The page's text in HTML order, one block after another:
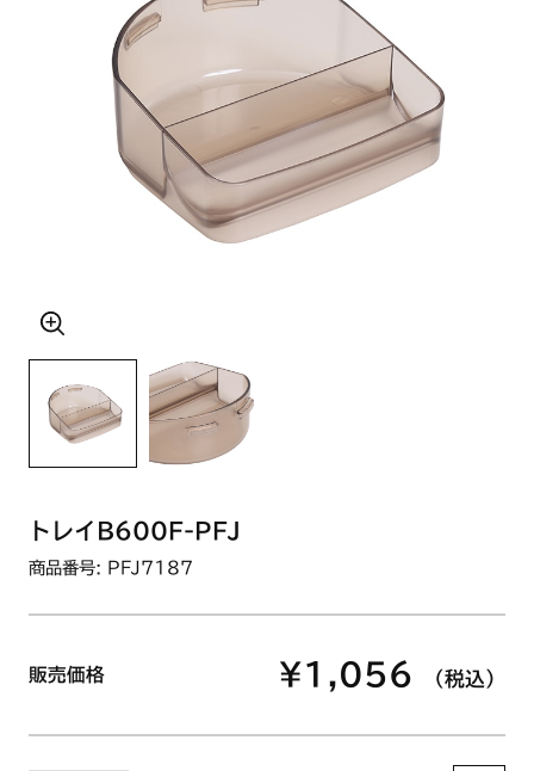
トレイB600F-PFJ
商品番号: PFJ7187
販売価格 ¥1,056 （税込）